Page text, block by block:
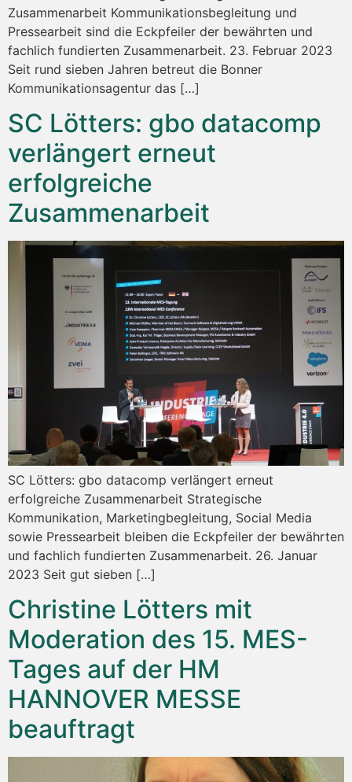
Zusammenarbeit Kommunikationsbegleitung und
Pressearbeit sind die Eckpfeiler der bewährten und
fachlich fundierten Zusammenarbeit. 23. Februar 2023
Seit rund sieben Jahren betreut die Bonner
Kommunikationsagentur das […]
SC Lötters: gbo datacomp
verlängert erneut
erfolgreiche
Zusammenarbeit
SC Lötters: gbo datacomp verlängert erneut
erfolgreiche Zusammenarbeit Strategische
Kommunikation, Marketingbegleitung, Social Media
sowie Pressearbeit bleiben die Eckpfeiler der bewährten
und fachlich fundierten Zusammenarbeit. 26. Januar
2023 Seit gut sieben […]
Christine Lötters mit
Moderation des 15. MES-
Tages auf der HM
HANNOVER MESSE
beauftragt